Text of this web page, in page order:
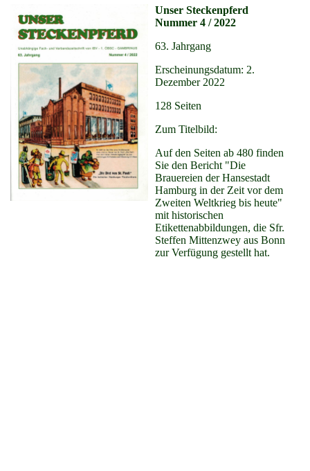
Unser Steckenpferd
Nummer 4 / 2022
63. Jahrgang
Erscheinungsdatum: 2.
Dezember 2022
128 Seiten
Zum Titelbild:
Auf den Seiten ab 480 finden
Sie den Bericht "Die
Brauereien der Hansestadt
Hamburg in der Zeit vor dem
Zweiten Weltkrieg bis heute"
mit historischen
Etikettenabbildungen, die Sfr.
Steffen Mittenzwey aus Bonn
zur Verfügung gestellt hat.